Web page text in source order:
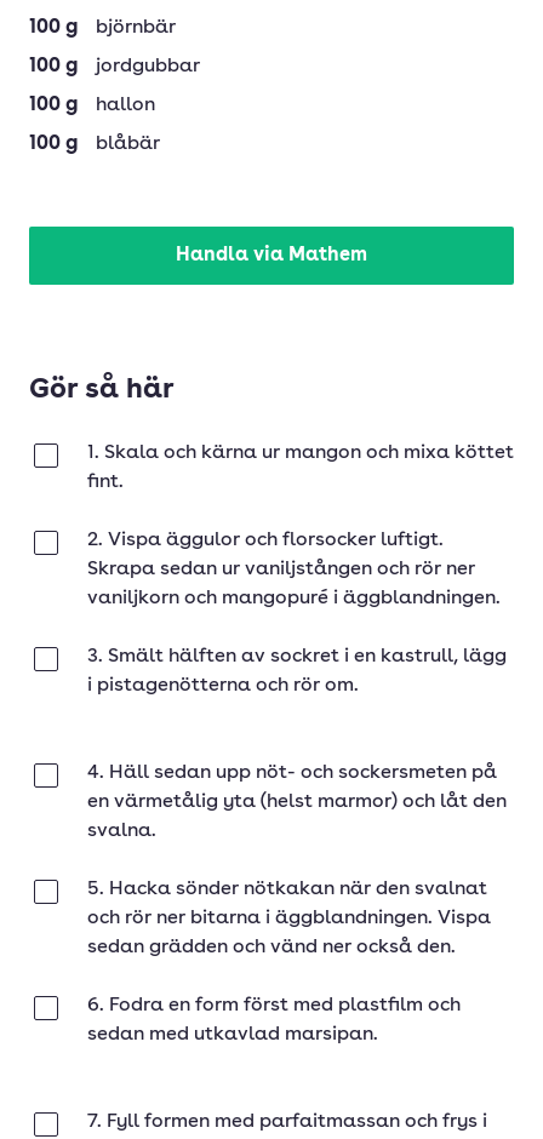
100 g
björnbär
100 g
jordgubbar
100 g
hallon
100 g blåbär
Handla via Mathem
Gör så här
1. Skala och kärna ur mangon och mixa köttet
fint.
2. Vispa äggulor och florsocker luftigt.
Skrapa sedan ur vaniljstången och rör ner
vaniljkorn och mangopuré i äggblandningen.
3. Smält hälften av sockret i en kastrull, lägg
i pistagenötterna och rör om.
4. Häll sedan upp nöt- och sockersmeten på
en värmetålig yta (helst marmor) och låt den
svalna.
5. Hacka sönder nötkakan när den svalnat
och rör ner bitarna i äggblandningen. Vispa
sedan grädden och vänd ner också den.
6. Fodra en form först med plastfilm och
sedan med utkavlad marsipan.
7. Fyll formen med parfaitmassan och frys i